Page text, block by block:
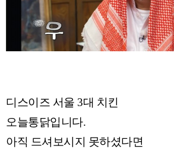
디스이즈 서울 3대 치킨
오늘통닭입니다.
아직 드셔보시지 못하셨다면